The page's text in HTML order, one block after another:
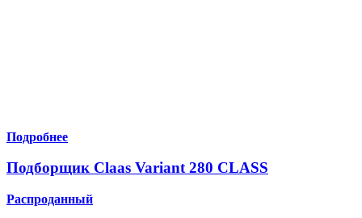
Подробнее
Подборщик Claas Variant 280 CLASS
Распроданный